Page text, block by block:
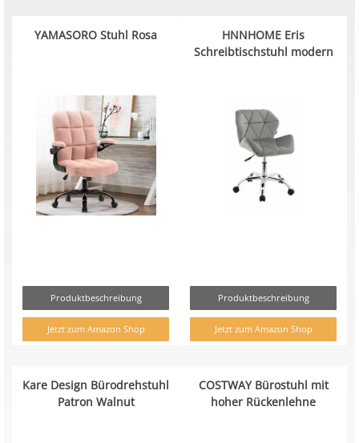
YAMASORO Stuhl Rosa
Produktbeschreibung
Jetzt zum Amazon Shop
HNNHOME Eris
Schreibtischstuhl modern
Produktbeschreibung
Jetzt zum Amazon Shop
Kare Design Bürodrehstuhl
Patron Walnut
COSTWAY Bürostuhl mit
hoher Rückenlehne